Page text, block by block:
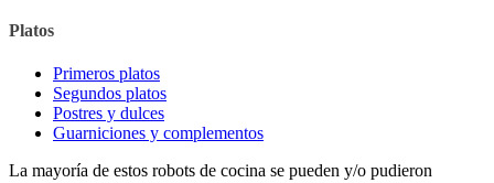
Platos
Primeros platos
Segundos platos
Postres y dulces
Guarniciones y complementos
La mayoría de estos robots de cocina se pueden y/o pudieron